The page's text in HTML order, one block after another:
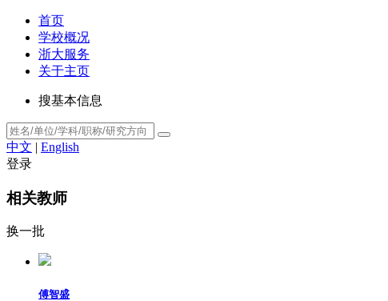
首页
学校概况
浙大服务
关于主页
搜基本信息
中文 | English
登录
相关教师
换一批
傅智盛